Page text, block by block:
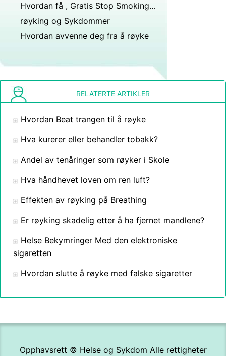
Hvordan få , Gratis Stop Smoking Aids
røyking og Sykdommer
Hvordan avvenne deg fra å røyke
RELATERTE ARTIKLER
Hvordan Beat trangen til å røyke
Hva kurerer eller behandler tobakk?
Andel av tenåringer som røyker i Skole
Hva håndhevet loven om ren luft?
Effekten av røyking på Breathing
Er røyking skadelig etter å ha fjernet mandlene?
Helse Bekymringer Med den elektroniske
sigaretten
Hvordan slutte å røyke med falske sigaretter
Opphavsrett © Helse og Sykdom Alle rettigheter